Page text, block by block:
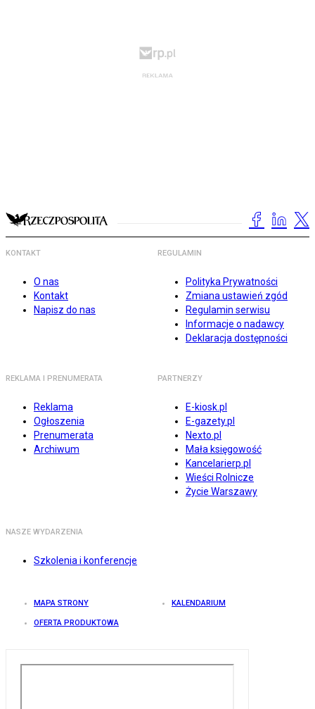
KONTAKT
O nas
Kontakt
Napisz do nas
REGULAMIN
Polityka Prywatności
Zmiana ustawień zgód
Regulamin serwisu
Informacje o nadawcy
Deklaracja dostępności
REKLAMA I PRENUMERATA
Reklama
Ogłoszenia
Prenumerata
Archiwum
PARTNERZY
E-kiosk.pl
E-gazety.pl
Nexto.pl
Mała księgowość
Kancelarierp.pl
Wieści Rolnicze
Życie Warszawy
NASZE WYDARZENIA
Szkolenia i konferencje
MAPA STRONY KALENDARIUM
OFERTA PRODUKTOWA